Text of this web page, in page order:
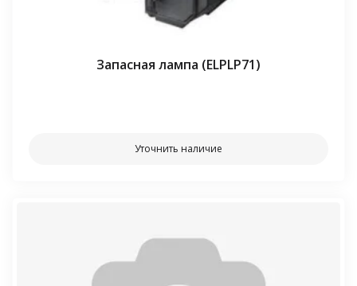
Запасная лампа (ELPLP71)
Уточнить наличие